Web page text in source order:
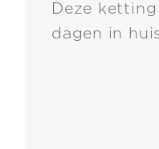
Deze
dagen in